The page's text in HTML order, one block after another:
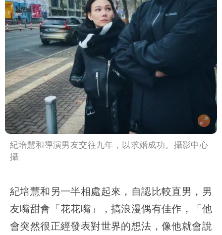
紀培慧和導演男友交往九年，以求婚成功。攝影中心
攝
紀培慧和另一半相處起來，自認比較直男，男
友嘴甜會「花花嘴」，搞浪漫偶有佳作，「他
會突然很正經發表對世界的想法，像他就會說